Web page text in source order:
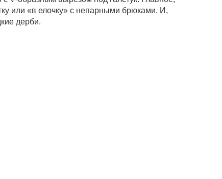
или «в елочку» с непарными брюками. И,
дерби.